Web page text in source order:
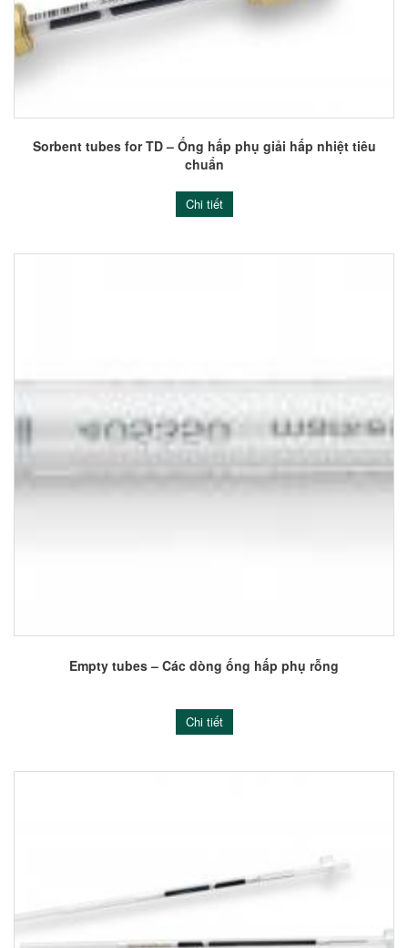
Sorbent tubes for TD – Ống hấp phụ giải hấp nhiệt tiêu
chuẩn
Chi tiết
Empty tubes – Các dòng ống hấp phụ rỗng
Chi tiết